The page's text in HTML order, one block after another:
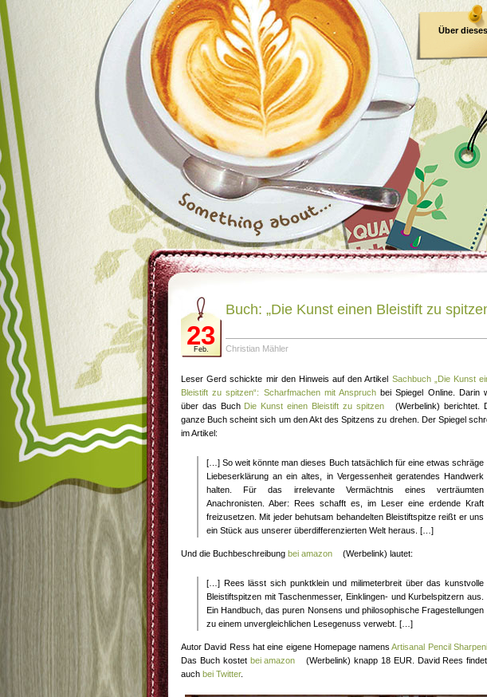
Über
23
Feb.
Buch: „Die Kunst einen Bleistift zu
Christian Mähler
Leser Gerd schickte mir den Hinweis auf den Artikel Sachbuch „Die Kunst
Bleistift zu spitzen“: Scharfmachen mit Anspruch bei Spiegel Online. Darin
über das Buch Die Kunst einen Bleistift zu spitzen
(Werbelink) berichtet.
ganze Buch scheint sich um den Akt des Spitzens zu drehen. Der Spiegel
im Artikel:
[…] So weit könnte man dieses Buch tatsächlich für eine etwas schräge
Liebeserklärung an ein altes, in Vergessenheit geratendes Handwerk
halten. Für das irrelevante Vermächtnis eines verträumten
Anachronisten. Aber: Rees schafft es, im Leser eine erdende Kraft
freizusetzen. Mit jeder behutsam behandelten Bleistiftspitze reißt er uns
ein Stück aus unserer überdifferenzierten Welt heraus. […]
Und die Buchbeschreibung bei amazon (Werbelink) lautet:
[…] Rees lässt sich punktklein und milimeterbreit über das kunstvolle
Bleistiftspitzen mit Taschenmesser, Einklingen- und Kurbelspitzern aus.
Ein Handbuch, das puren Nonsens und philosophische Fragestellungen
zu einem unvergleichlichen Lesegenuss verwebt. […]
Autor David Ress hat eine eigene Homepage namensArtisanal Pencil
Das Buch kostet bei amazon
(Werbelink) knapp 18 EUR. David Rees
auch bei Twitter.